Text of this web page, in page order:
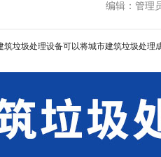
编辑：管理
垃圾处理设备可以将城市建筑垃圾处理